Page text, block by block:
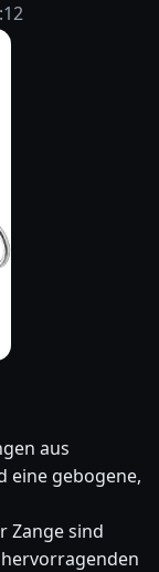
aus
eine gebogene,
Zange sind